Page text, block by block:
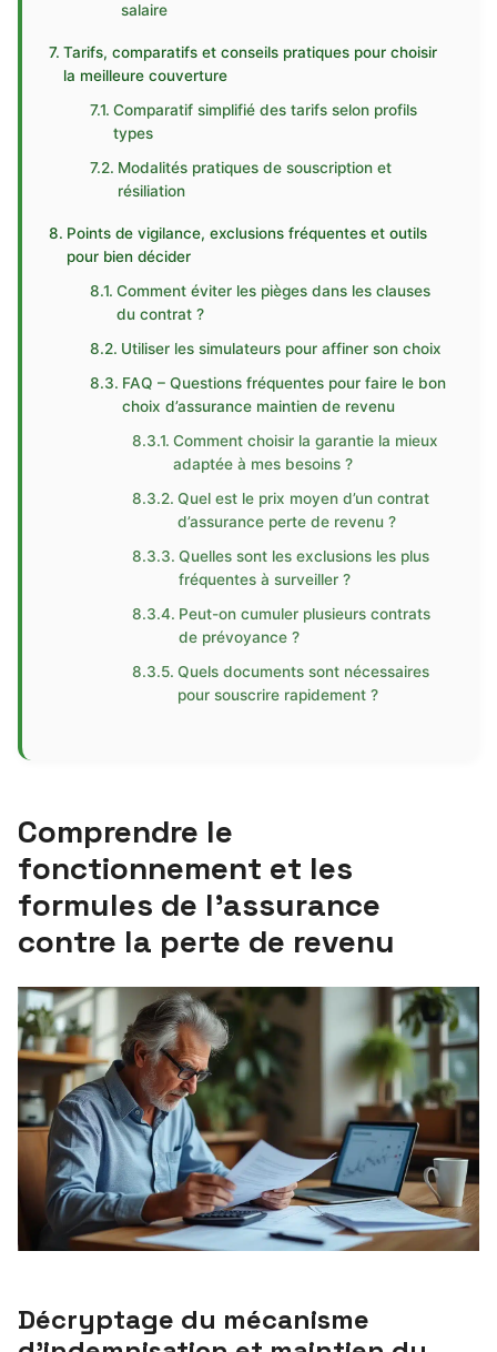
salaire
Tarifs, comparatifs et conseils pratiques pour choisir
la meilleure couverture
Comparatif simplifié des tarifs selon profils
types
Modalités pratiques de souscription et
résiliation
Points de vigilance, exclusions fréquentes et outils
pour bien décider
Comment éviter les pièges dans les clauses
du contrat ?
Utiliser les simulateurs pour affiner son choix
FAQ – Questions fréquentes pour faire le bon
choix d’assurance maintien de revenu
Comment choisir la garantie la mieux
adaptée à mes besoins ?
Quel est le prix moyen d’un contrat
d’assurance perte de revenu ?
Quelles sont les exclusions les plus
fréquentes à surveiller ?
Peut-on cumuler plusieurs contrats
de prévoyance ?
Quels documents sont nécessaires
pour souscrire rapidement ?
Comprendre le
fonctionnement et les
formules de l’assurance
contre la perte de revenu
Décryptage du mécanisme